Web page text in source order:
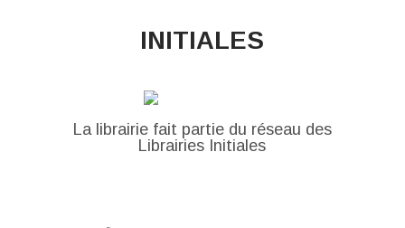
INITIALES
La librairie fait partie du réseau des
Librairies Initiales